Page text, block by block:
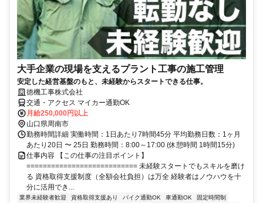
大手企業の現場を支えるプラント工事の施工管理
安定した経営基盤のもと、未経験からスタートできる仕事。
徳機工事株式会社
交通・アクセス マイカー通勤OK
月給250,000円以上
山口県周南市
勤務時間詳細 実働時間：1日あたり7時間45分 平均勤務日数：1ヶ月
あたり20日 〜 25日 勤務時間：8:00～17:00 (休憩時間 1時間15分)
仕事内容 【この仕事の注目ポイント】
=========================== 未経験スタートでもスキルを磨け
る 資格取得支援制度（全額会社負担）は万全 経験者はノウハウを十
分に活用でき...
業界未経験者歓迎 資格取得支援あり バイク通勤OK 車通勤OK
固定時間制